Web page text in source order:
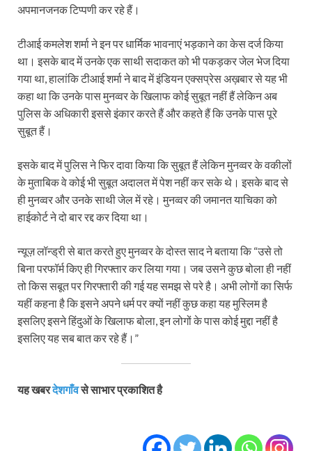
अपमानजनक टिप्पणी कर रहे हैं।
टीआई कमलेश शर्मा ने इन पर धार्मिक भावनाएं भड़काने का केस दर्ज किया
था। इसके बाद में उनके एक साथी सदाकत को भी पकड़कर जेल भेज दिया
गया था, हालांकि टीआई शर्मा ने बाद में इंडियन एक्सप्रेस अख़बार से यह भी
कहा था कि उनके पास मुनव्वर के खिलाफ कोई सुबूत नहीं हैं लेकिन अब
पुलिस के अधिकारी इससे इंकार करते हैं और कहते हैं कि उनके पास पूरे
सुबूत हैं।
इसके बाद में पुलिस ने फिर दावा किया कि सुबूत हैं लेकिन मुनव्वर के वकीलों
के मुताबिक वे कोई भी सुबूत अदालत में पेश नहीं कर सके थे। इसके बाद से
ही मुनव्वर और उनके साथी जेल में रहे। मुनव्वर की जमानत याचिका को
हाईकोर्ट ने दो बार रद्द कर दिया था।
न्यूज़ लॉन्ड्री से बात करते हुए मुनव्वर के दोस्त साद ने बताया कि “उसे तो
बिना परफॉर्म किए ही गिरफ्तार कर लिया गया। जब उसने कुछ बोला ही नहीं
तो किस सबूत पर गिरफ्तारी की गई यह समझ से परे है। अभी लोगों का सिर्फ
यहीं कहना है कि इसने अपने धर्म पर क्यों नहीं कुछ कहा यह मुस्लिम है
इसलिए इसने हिंदुओं के खिलाफ बोला, इन लोगों के पास कोई मुद्दा नहीं है
इसलिए यह सब बात कर रहे हैं।”
यह खबरदेशगाँवसे साभार प्रकाशित है